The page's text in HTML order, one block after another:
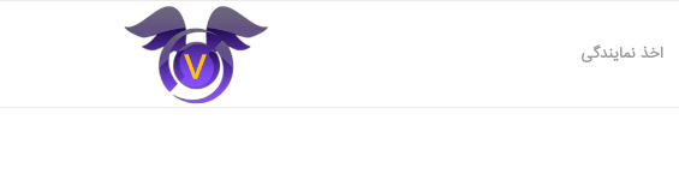
اخذ نمایندگی